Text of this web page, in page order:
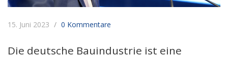
15. Juni 2023 0 Kommentare
Die deutsche Bauindustrie ist eine